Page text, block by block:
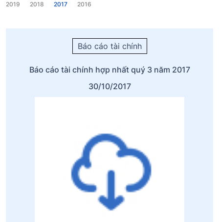
2019
2018 2017 2016
Báo cáo tài chính
Báo cáo tài chính hợp nhất quý 3 năm 2017
30/10/2017